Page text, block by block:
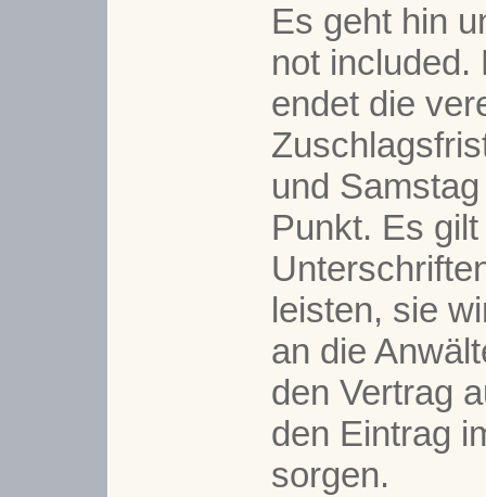
Es geht hin
not included.
endet die
und
Punkt. Es
leisten, sie
an die
den Vertrag
den Eintrag
sorgen.